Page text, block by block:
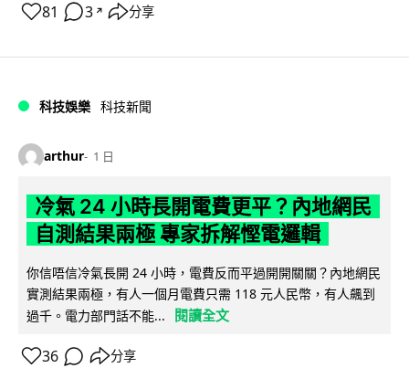
81 3 ↗ 分享
科技娛樂 科技新聞
arthur 1 日
冷氣 24 小時長開電費更平？內地網民
自測結果兩極 專家拆解慳電邏輯
你信唔信冷氣長開 24 小時，電費反而平過開開關關？內地網民
實測結果兩極，有人一個月電費只需 118 元人民幣，有人飆到
過千。電力部門話不能...
閱讀全文
36 分享